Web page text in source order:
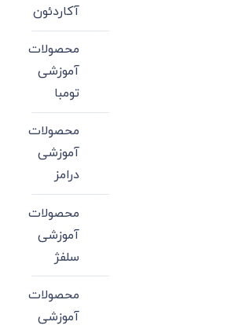
آکاردئون
محصولات
آموزشی
تومبا
محصولات
آموزشی
درامز
محصولات
آموزشی
سلفژ
محصولات
آموزشی